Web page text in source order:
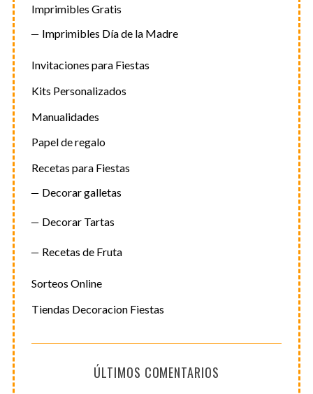
Imprimibles Gratis
Imprimibles Día de la Madre
Invitaciones para Fiestas
Kits Personalizados
Manualidades
Papel de regalo
Recetas para Fiestas
Decorar galletas
Decorar Tartas
Recetas de Fruta
Sorteos Online
Tiendas Decoracion Fiestas
ÚLTIMOS COMENTARIOS